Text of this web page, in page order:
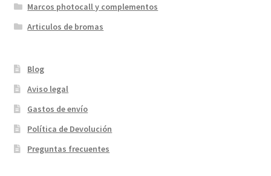
Marcos photocall y complementos
Articulos de bromas
Blog
Aviso legal
Gastos de envío
Política de Devolución
Preguntas frecuentes